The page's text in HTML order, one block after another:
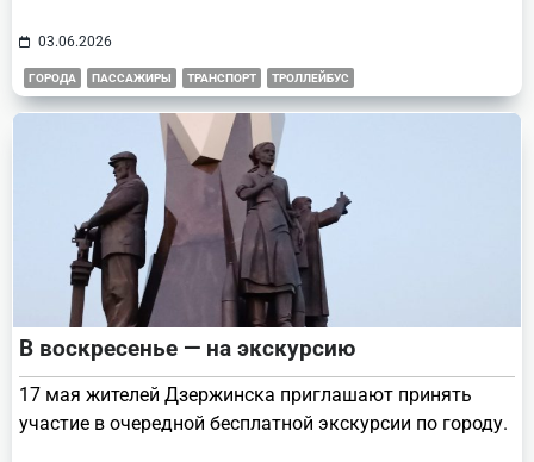
03.06.2026
ГОРОДА ПАССАЖИРЫ ТРАНСПОРТ ТРОЛЛЕЙБУС
В воскресенье — на экскурсию
17 мая жителей Дзержинска приглашают принять
участие в очередной бесплатной экскурсии по городу.